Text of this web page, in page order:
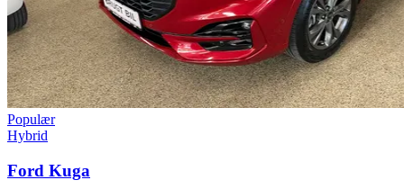
Populær
Hybrid
Ford Kuga